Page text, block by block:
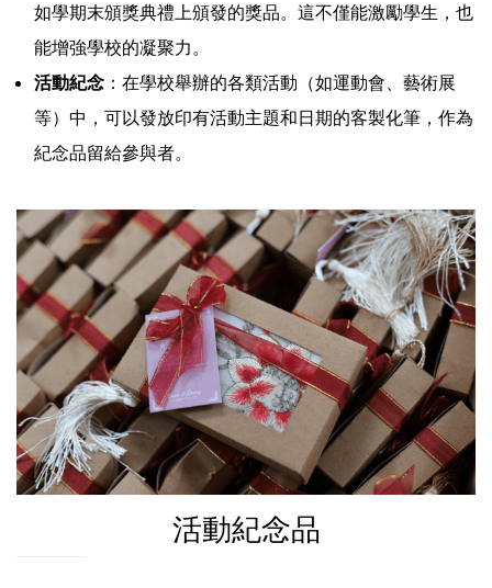
如學期末頒獎典禮上頒發的獎品。這不僅能激勵學生，也
能增強學校的凝聚力。
活動紀念 ：在學校舉辦的各類活動（如運動會、藝術展
等）中，可以發放印有活動主題和日期的客製化筆，作為
紀念品留給參與者。
活動紀念品